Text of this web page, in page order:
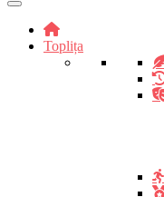
Toplița